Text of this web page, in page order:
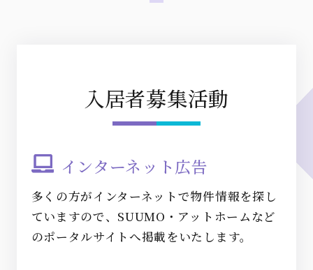
入居者募集活動
インターネット広告
多くの方がインターネットで物件情報を探し
ていますので、SUUMO・アットホームなど
のポータルサイトへ掲載をいたします。